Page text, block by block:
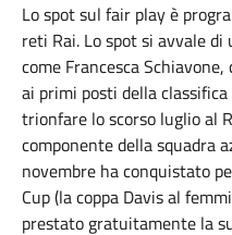
Lo spot sul fair play è
reti Rai. Lo spot si avvale di
come Francesca
ai primi posti della
trionfare lo scorso luglio al
componente della squadra
novembre ha conquistato
Cup (la coppa Davis al
prestato gratuitamente la